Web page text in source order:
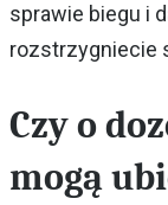
sprawie biegu i
rozstrzygniecie
Czy o
mogą